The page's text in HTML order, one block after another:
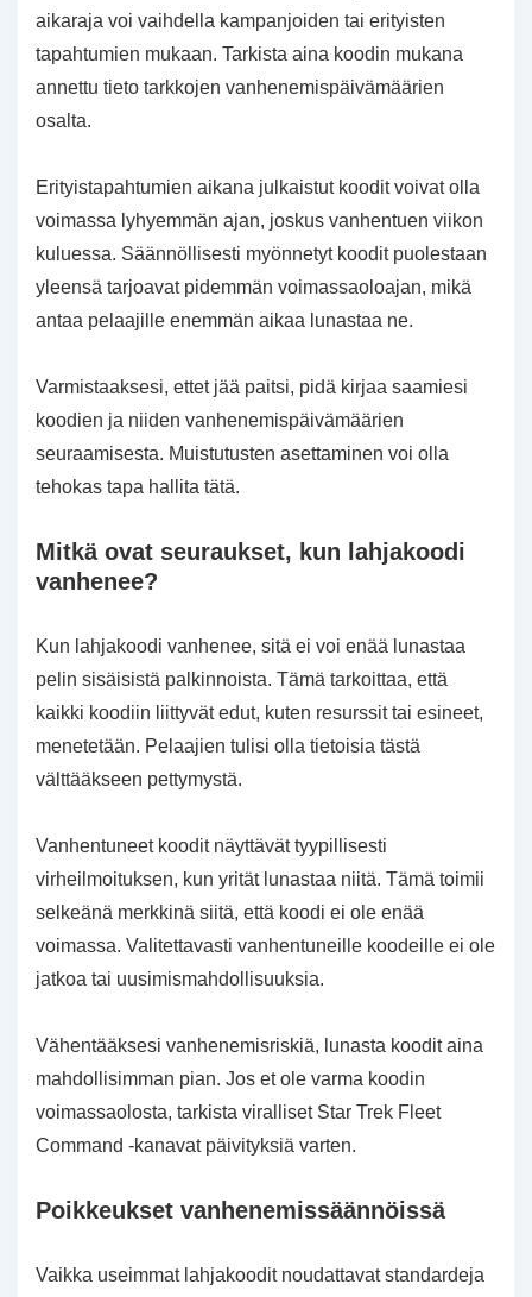
aikaraja voi vaihdella kampanjoiden tai erityisten
tapahtumien mukaan. Tarkista aina koodin mukana
annettu tieto tarkkojen vanhenemispäivämäärien
osalta.
Erityistapahtumien aikana julkaistut koodit voivat olla
voimassa lyhyemmän ajan, joskus vanhentuen viikon
kuluessa. Säännöllisesti myönnetyt koodit puolestaan
yleensä tarjoavat pidemmän voimassaoloajan, mikä
antaa pelaajille enemmän aikaa lunastaa ne.
Varmistaaksesi, ettet jää paitsi, pidä kirjaa saamiesi
koodien ja niiden vanhenemispäivämäärien
seuraamisesta. Muistutusten asettaminen voi olla
tehokas tapa hallita tätä.
Mitkä ovat seuraukset, kun lahjakoodi
vanhenee?
Kun lahjakoodi vanhenee, sitä ei voi enää lunastaa
pelin sisäisistä palkinnoista. Tämä tarkoittaa, että
kaikki koodiin liittyvät edut, kuten resurssit tai esineet,
menetetään. Pelaajien tulisi olla tietoisia tästä
välttääkseen pettymystä.
Vanhentuneet koodit näyttävät tyypillisesti
virheilmoituksen, kun yrität lunastaa niitä. Tämä toimii
selkeänä merkkinä siitä, että koodi ei ole enää
voimassa. Valitettavasti vanhentuneille koodeille ei ole
jatkoa tai uusimismahdollisuuksia.
Vähentääksesi vanhenemisriskiä, lunasta koodit aina
mahdollisimman pian. Jos et ole varma koodin
voimassaolosta, tarkista viralliset Star Trek Fleet
Command -kanavat päivityksiä varten.
Poikkeukset vanhenemissäännöissä
Vaikka useimmat lahjakoodit noudattavat standardeja